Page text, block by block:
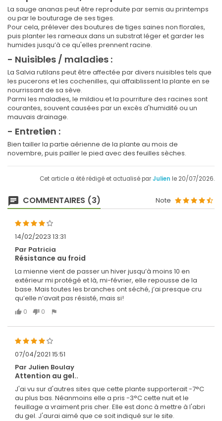
La sauge ananas peut être reproduite par semis au printemps
ou par le bouturage de ses tiges.
Pour cela, prélever des boutures de tiges saines non florales,
puis planter les rameaux dans un substrat léger et garder les
humides jusqu’à ce qu'elles prennent racine.
- Nuisibles / maladies :
La Salvia rutilans peut être affectée par divers nuisibles tels que
les pucerons et les cochenilles, qui affaiblissent la plante en se
nourrissant de sa sève.
Parmi les maladies, le mildiou et la pourriture des racines sont
courantes, souvent causées par un excès d'humidité ou un
mauvais drainage.
- Entretien :
Bien tailler la partie aérienne de la plante au mois de
novembre, puis pailler le pied avec des feuilles sèches.
Cet article a été rédigé et actualisé parJulien le 20/07/2026.
COMMENTAIRES (3) Note
14/02/2023 13:31
Par Patricia
Résistance au froid
La mienne vient de passer un hiver jusqu’à moins 10 en
extérieur mi protégé et là, mi-février, elle repousse de la
base. Mais toutes les branches ont séché, j’ai presque cru
qu’elle n’avait pas résisté, mais si!
0
0
07/04/2021 15:51
Par Julien Boulay
Attention au gel..
J'ai vu sur d'autres sites que cette plante supporterait -7°C
au plus bas. Néanmoins elle a pris -3°C cette nuit et le
feuillage a vraiment pris cher. Elle est donc à mettre à l'abri
du gel. J'aurai aimé que ce soit indiqué sur le site.